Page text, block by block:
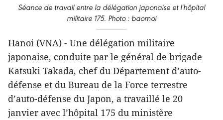
Séance de travail entre la délégation japonaise et l'hôpital
militaire 175. Photo : baomoi
Hanoi (VNA) - Une délégation militaire
japonaise, conduite par le général de brigade
Katsuki Takada, chef du Département d’auto-
défense et du Bureau de la Force terrestre
d’auto-défense du Japon, a travaillé le 20
janvier avec l’hôpital 175 du ministère